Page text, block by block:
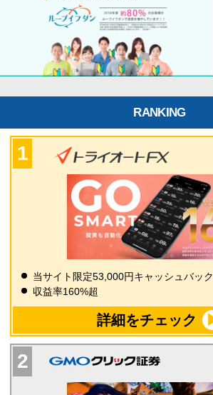
RANKING
当サイト限定53,000円キャッシュバック
収益率160%超
詳細をチェック